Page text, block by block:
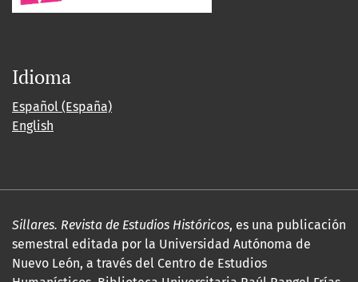
Idioma
Español (España)
English
Sillares. Revista de Estudios Históricos, es una publicación
semestral editada por la Universidad Autónoma de
Nuevo León, a través del Centro de Estudios